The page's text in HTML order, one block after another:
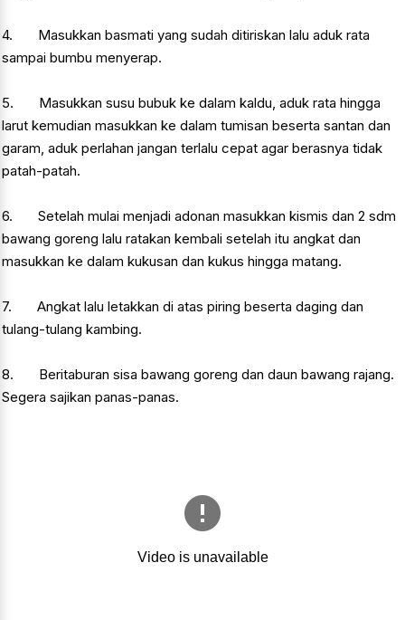
4. Masukkan basmati yang sudah ditiriskan lalu aduk rata
sampai bumbu menyerap.
5. Masukkan susu bubuk ke dalam kaldu, aduk rata hingga
larut kemudian masukkan ke dalam tumisan beserta santan dan
garam, aduk perlahan jangan terlalu cepat agar berasnya tidak
patah-patah.
6. Setelah mulai menjadi adonan masukkan kismis dan 2 sdm
bawang goreng lalu ratakan kembali setelah itu angkat dan
masukkan ke dalam kukusan dan kukus hingga matang.
7. Angkat lalu letakkan di atas piring beserta daging dan
tulang-tulang kambing.
8. Beritaburan sisa bawang goreng dan daun bawang rajang.
Segera sajikan panas-panas.